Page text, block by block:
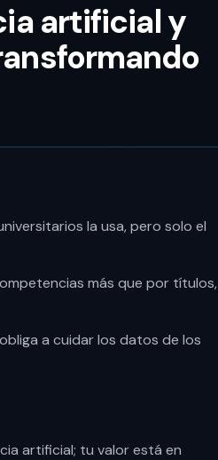
artificial y
la usa, pero solo el
más que por títulos,
a cuidar los datos de los
artificial; tu valor está en